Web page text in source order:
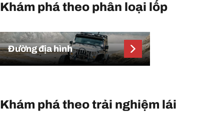
Khám phá theo phân loại lốp
Đường địa hình
Khám phá theo trải nghiệm lái